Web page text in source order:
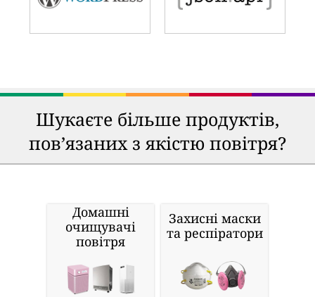
Шукаєте більше продуктів,
пов’язаних з якістю повітря?
Домашні
очищувачі
повітря
Захисні маски
та респіратори